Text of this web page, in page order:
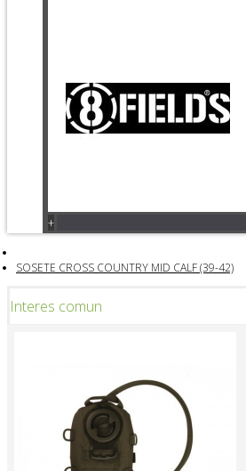
+
SOSETE CROSS COUNTRY MID CALF (39-42)
Interes comun